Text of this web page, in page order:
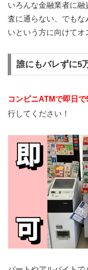
いろんな金融業者に
査に通らない、でもな
いという方に向けてオ
誰にもバレずに5
コンビニATMで即日
行してください！